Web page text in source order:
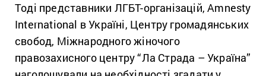
Тоді представники ЛГБТ-організацій, Amnesty
International в Україні, Центру громадянських
свобод, Міжнародного жіночого
правозахисного центру “Ла Страда – Україна”